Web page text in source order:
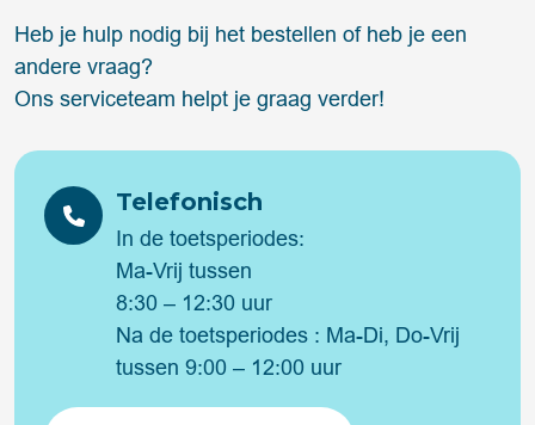
Heb je hulp nodig bij het bestellen of heb je een
andere vraag?
Ons serviceteam helpt je graag verder!
Telefonisch
In de toetsperiodes:
Ma-Vrij tussen
8:30 – 12:30 uur
Na de toetsperiodes : Ma-Di, Do-Vrij
tussen 9:00 – 12:00 uur